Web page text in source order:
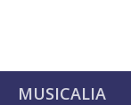
MUSICALIA